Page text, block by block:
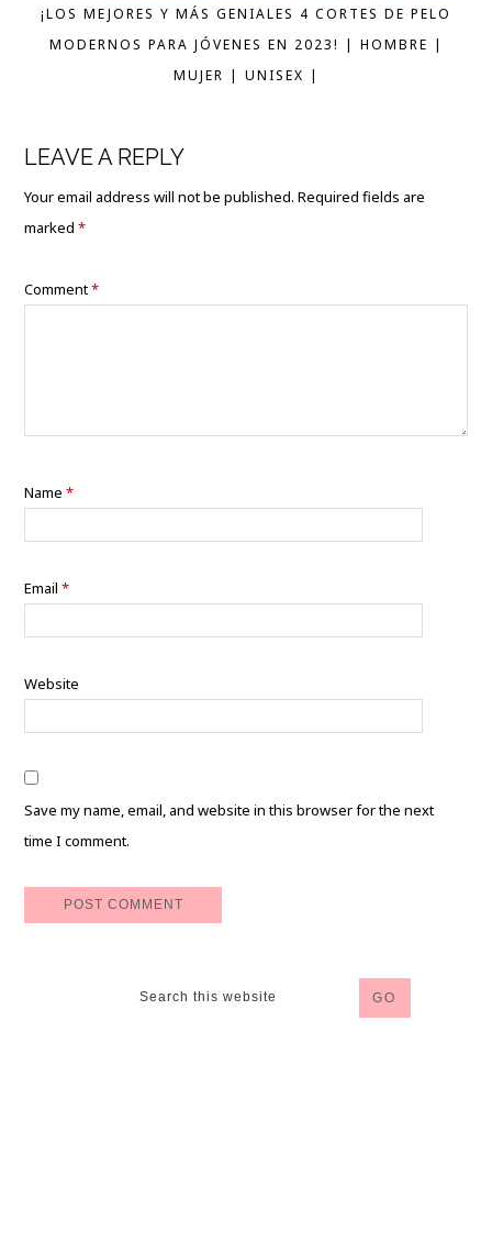
¡LOS MEJORES Y MÁS GENIALES 4 CORTES DE PELO
MODERNOS PARA JÓVENES EN 2023! | HOMBRE |
MUJER | UNISEX |
LEAVE A REPLY
Your email address will not be published. Required fields are
marked*
Comment*
Name*
Email*
Website
Save my name, email, and website in this browser for the next
time I comment.